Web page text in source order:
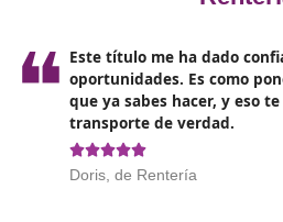
Sigue estos consejos:
Planifica por semanas
fija metas de test (p. ej.,